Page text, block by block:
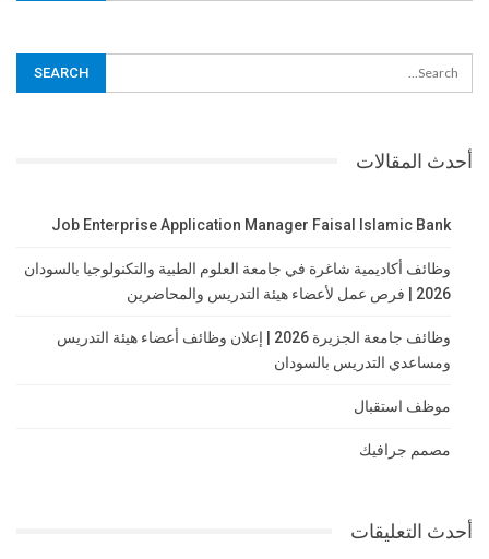
أحدث المقالات
Job Enterprise Application Manager Faisal Islamic Bank
وظائف أكاديمية شاغرة في جامعة العلوم الطبية والتكنولوجيا بالسودان
2026 | فرص عمل لأعضاء هيئة التدريس والمحاضرين
وظائف جامعة الجزيرة 2026 | إعلان وظائف أعضاء هيئة التدريس
ومساعدي التدريس بالسودان
موظف استقبال
مصمم جرافيك
أحدث التعليقات